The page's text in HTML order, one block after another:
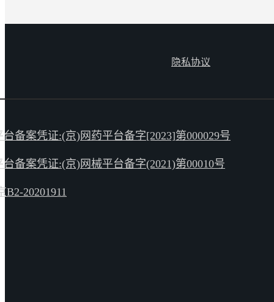
隐私协议
备案凭证:(京)网药平台备字[2023]第000029号
备案凭证:(京)网械平台备字(2021)第00010号
20201911